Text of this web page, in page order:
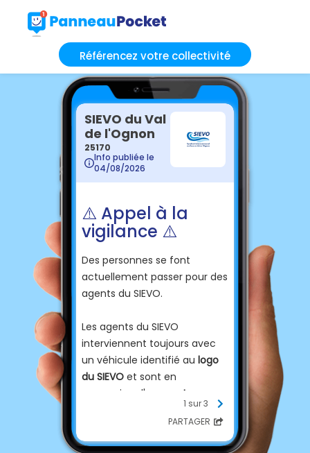
Référencez votre collectivité
SIEVO du Val
de l'Ognon
25170
Info publiée le
04/08/2026
⚠️ Appel à la
vigilance ⚠️
Des personnes se font
actuellement passer pour des
agents du SIEVO.
Les agents du SIEVO
interviennent toujours avec
un véhicule identifié au logo
du SIEVO et sont en
possession d'une
carte
qu'ils peuvent
présenter sur simple
demande.
1 sur 3
PARTAGER